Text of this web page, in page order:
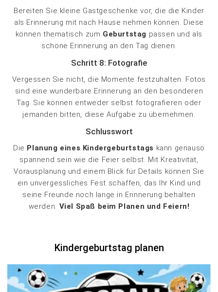
Bereiten Sie kleine Gastgeschenke vor, die die Kinder
als Erinnerung mit nach Hause nehmen können. Diese
können thematisch zum Geburtstag passen und als
schöne Erinnerung an den Tag dienen.
Schritt 8: Fotografie
Vergessen Sie nicht, die Momente festzuhalten. Fotos
sind eine wunderbare Erinnerung an den besonderen
Tag. Sie können entweder selbst fotografieren oder
jemanden bitten, diese Aufgabe zu übernehmen.
Schlusswort
Die Planung eines Kindergeburtstags kann genauso
spannend sein wie die Feier selbst. Mit Kreativität,
Vorausplanung und einem Blick für Details können Sie
ein unvergessliches Fest schaffen, das Ihr Kind und
seine Freunde noch lange in Erinnerung behalten
werden. Viel Spaß beim Planen und Feiern!
Kindergeburtstag planen